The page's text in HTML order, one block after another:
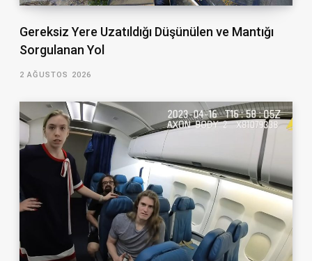
Gereksiz Yere Uzatıldığı Düşünülen ve Mantığı
Sorgulanan Yol
2 AĞUSTOS 2026